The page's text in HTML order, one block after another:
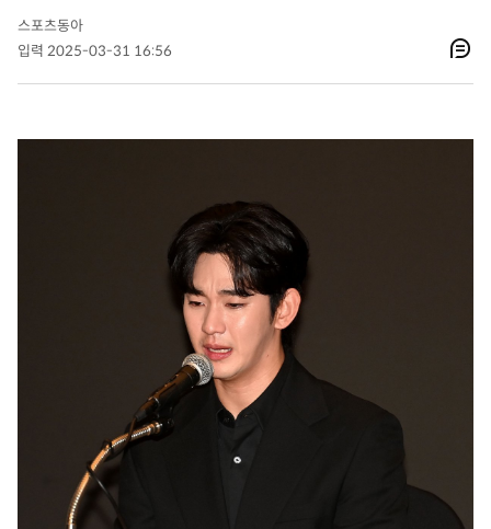
스포츠동아
입력 2025-03-31 16:56